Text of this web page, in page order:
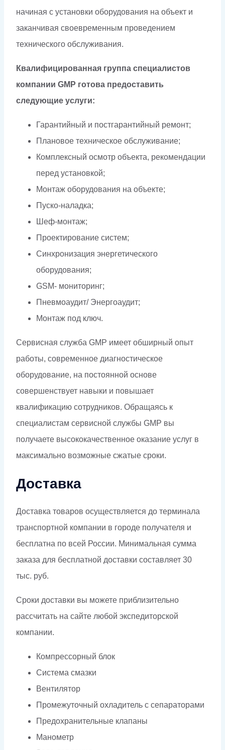
начиная с установки оборудования на объект и
заканчивая своевременным проведением
технического обслуживания.
Квалифицированная группа специалистов
компании GMP готова предоставить
следующие услуги:
Гарантийный и постгарантийный ремонт;
Плановое техническое обслуживание;
Комплексный осмотр объекта, рекомендации
перед установкой;
Монтаж оборудования на объекте;
Пуско-наладка;
Шеф-монтаж;
Проектирование систем;
Синхронизация энергетического
оборудования;
GSM- мониторинг;
Пневмоаудит/ Энергоаудит;
Монтаж под ключ.
Сервисная служба GMP имеет обширный опыт
работы, современное диагностическое
оборудование, на постоянной основе
совершенствует навыки и повышает
квалификацию сотрудников. Обращаясь к
специалистам сервисной службы GMP вы
получаете высококачественное оказание услуг в
максимально возможные сжатые сроки.
Доставка
Доставка товаров осуществляется до терминала
транспортной компании в городе получателя и
бесплатна по всей России. Минимальная сумма
заказа для бесплатной доставки составляет 30
тыс. руб.
Сроки доставки вы можете приблизительно
рассчитать на сайте любой экспедиторской
компании.
Компрессорный блок
Система смазки
Вентилятор
Промежуточный охладитель с сепараторами
Предохранительные клапаны
Манометр